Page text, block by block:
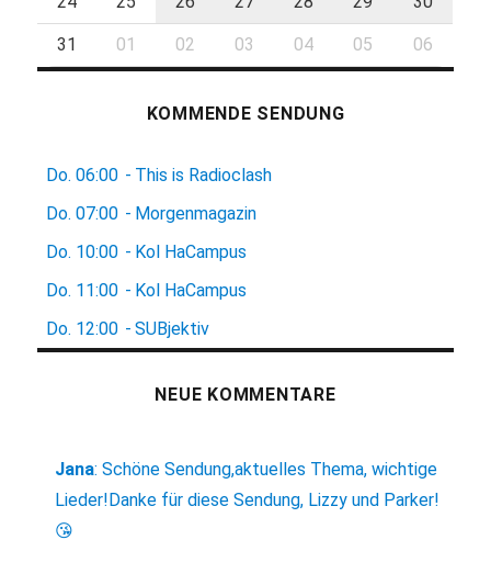
31 01 02 03 04 05 06
KOMMENDE SENDUNG
Do. 06:00 - This is Radioclash
Do. 07:00 - Morgenmagazin
Do. 10:00 - Kol HaCampus
Do. 11:00 - Kol HaCampus
Do. 12:00 - SUBjektiv
NEUE KOMMENTARE
Jana:Schöne Sendung,aktuelles Thema, wichtige
Lieder!Danke für diese Sendung, Lizzy und Parker!
😘